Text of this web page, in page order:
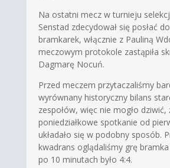
Na ostatni mecz w turnieju
Senstad zdecydował się posłać
bramkarek, włącznie z Pauliną
meczowym protokole zastąpiła
Dagmarę Nocuń.
Przed meczem przytaczaliśmy
wyrównany historyczny bilans
zespołów, więc nie mogło dziwić,
poniedziałkowe spotkanie od
układało się w podobny sposób.
kwadrans oglądaliśmy grę
po 10 minutach było 4:4.